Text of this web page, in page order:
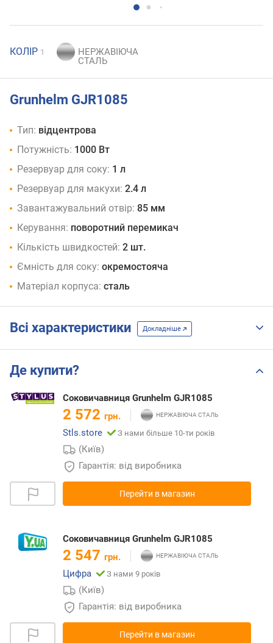
КОЛІР 1
Grunhelm GJR1085
Тип: відцентрова
Потужність: 1000 Вт
Резервуар для соку: 1 л
Резервуар для макухи: 2.4 л
Завантажувальний отвір: 85 мм
Керування: поворотний перемикач
Кількість швидкостей: 2 шт.
Ємність для соку: окремостояча
Матеріал корпуса: сталь
Всі характеристики Докладніше
Де купити?
Соковичавниця Grunhelm GJR1085
2 572 грн.
Stls.store
З нами більше 10-ти років
(Київ)
Гарантія: від виробника
Перейти в магазин
Соковичавниця Grunhelm GJR1085
2 547 грн.
Цифра
З нами 9 років
(Київ)
Гарантія: від виробника
Перейти в магазин